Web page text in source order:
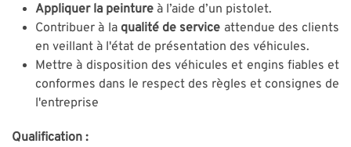
Appliquer la peinture à l’aide d’un pistolet.
Contribuer à la qualité de service attendue des clients
en veillant à l'état de présentation des véhicules.
Mettre à disposition des véhicules et engins fiables et
conformes dans le respect des règles et consignes de
l'entreprise
Qualification :